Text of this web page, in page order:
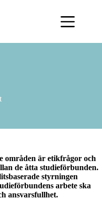
områden är etikfrågor och
de åtta studieförbunden.
styrningen
arbete ska
ansvarsfullhet.